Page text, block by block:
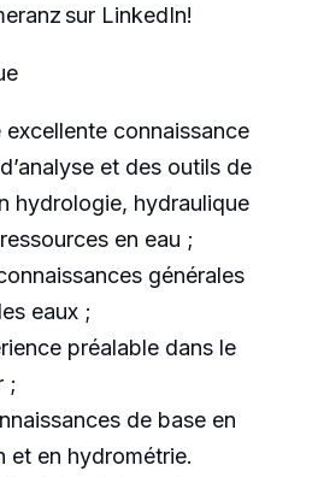
sur LinkedIn!
excellente connaissance
et des outils de
hydrologie, hydraulique
en eau ;
générales
eaux ;
préalable dans le
;
de base en
et en hydrométrie.